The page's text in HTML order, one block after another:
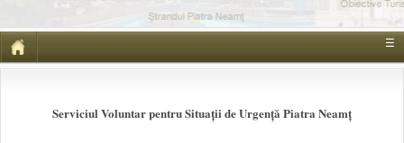
☰
Serviciul Voluntar pentru Situații de Urgență Piatra Neamț